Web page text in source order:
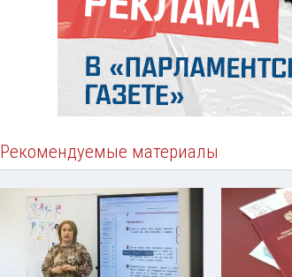
Рекомендуемые материалы